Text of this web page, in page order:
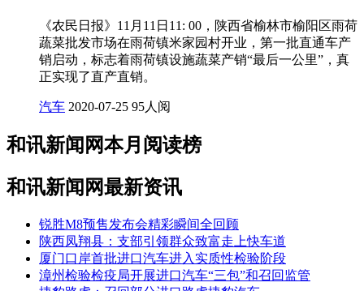
《农民日报》11月11日11: 00，陕西省榆林市榆阳区雨荷
蔬菜批发市场在雨荷镇米家园村开业，第一批直通车产
销启动，标志着雨荷镇设施蔬菜产销“最后一公里”，真
正实现了直产直销。
汽车 2020-07-25 95人阅
和讯新闻网本月阅读榜
和讯新闻网最新资讯
锐胜M8预售发布会精彩瞬间全回顾
陕西凤翔县：支部引领群众致富走上快车道
厦门口岸首批进口汽车进入实质性检验阶段
漳州检验检疫局开展进口汽车“三包”和召回监管